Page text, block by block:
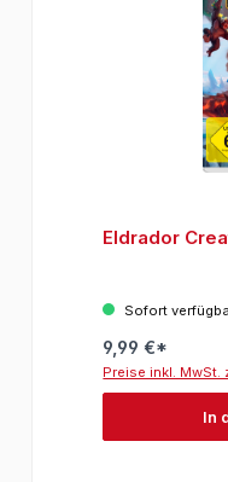
Eldrador
Sofort
9,99 €*
Preise inkl. MwSt.
In